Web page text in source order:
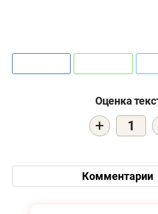
Оценка
+ 1
Комментарии